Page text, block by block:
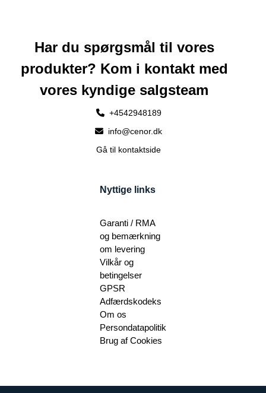
Har du spørgsmål til vores
produkter? Kom i kontakt med
vores kyndige salgsteam
+4542948189
info@cenor.dk
Gå til kontaktside
Nyttige links
Garanti / RMA
og bemærkning
om levering
Vilkår og
betingelser
GPSR
Adfærdskodeks
Om os
Persondatapolitik
Brug af Cookies